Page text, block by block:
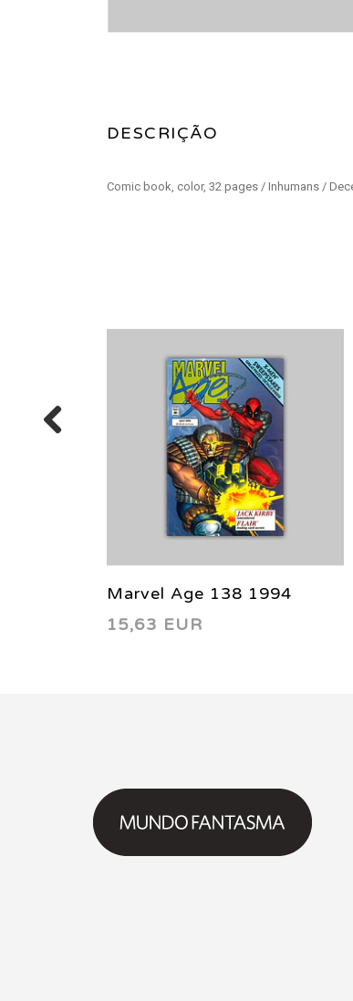
DESCRIÇÃO
Comic book, color, 32 pages / Inhumans /
Marvel Age 138 1994
15,63 EUR